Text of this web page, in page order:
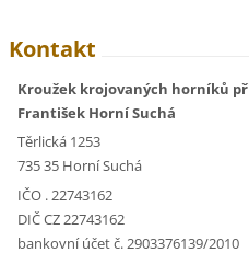
Kontakt
Kroužek krojovaných horníků
František Horní Suchá
Těrlická 1253
735 35 Horní Suchá
IČO . 22743162
DIČ CZ 22743162
bankovní účet č. 2903376139/2010